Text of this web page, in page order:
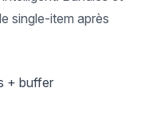
single-item après
+ buffer